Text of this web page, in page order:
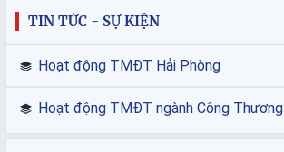
ĐỒ
MUA
TIN TỨC - SỰ KIỆN
Hoạt động TMĐT Hải Phòng
Hoạt động TMĐT ngành Công Thương